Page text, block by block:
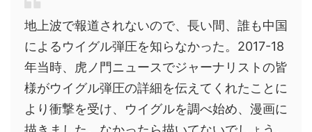
地上波で報道されないので、長い間、誰も中国
によるウイグル弾圧を知らなかった。2017-18
年当時、虎ノ門ニュースでジャーナリストの皆
様がウイグル弾圧の詳細を伝えてくれたことに
より衝撃を受け、ウイグルを調べ始め、漫画に